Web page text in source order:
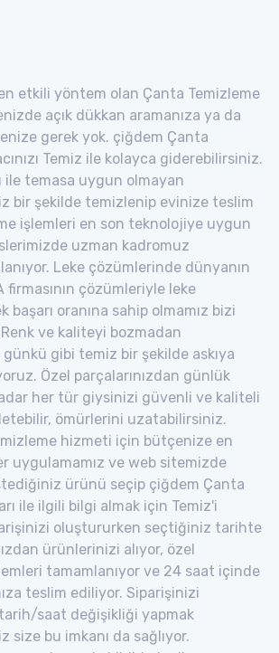
etkili yöntem olan Çanta Temizleme
açık dükkan aramanıza ya da
gerek yok. çiğdem Çanta
Temiz ile kolayca giderebilirsiniz.
ile temasa uygun olmayan
bir şekilde temizlenip evinize teslim
işlemleri en son teknolojiye uygun
uzman kadromuz
Leke çözümlerinde dünyanın
firmasının çözümleriyle leke
başarı oranına sahip olmamız bizi
Renk ve kaliteyi bozmadan
gibi temiz bir şekilde askıya
Özel parçalarınızdan günlük
her tür giysinizi güvenli ve kaliteli
ömürlerini uzatabilirsiniz.
hizmeti için bütçenize en
uygulamamız ve web sitemizde
ürünü seçip çiğdem Çanta
ile ilgili bilgi almak için Temiz'i
oluştururken seçtiğiniz tarihte
ürünlerinizi alıyor, özel
tamamlanıyor ve 24 saat içinde
teslim ediliyor. Siparişinizi
saat değişikliği yapmak
size bu imkanı da sağlıyor.